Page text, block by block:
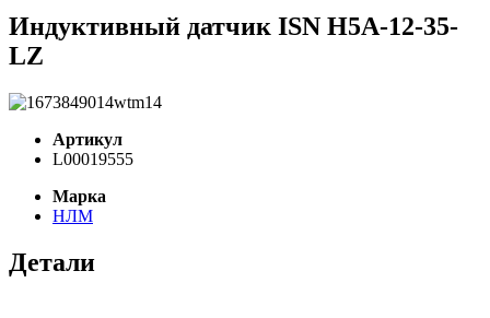
Индуктивный датчик ISN H5A-12-35-
LZ
Артикул
L00019555
Марка
НЛМ
Детали